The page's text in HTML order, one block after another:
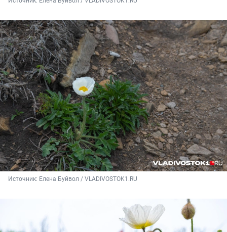
Источник: Елена Буйвол / VLADIVOSTOK1.RU